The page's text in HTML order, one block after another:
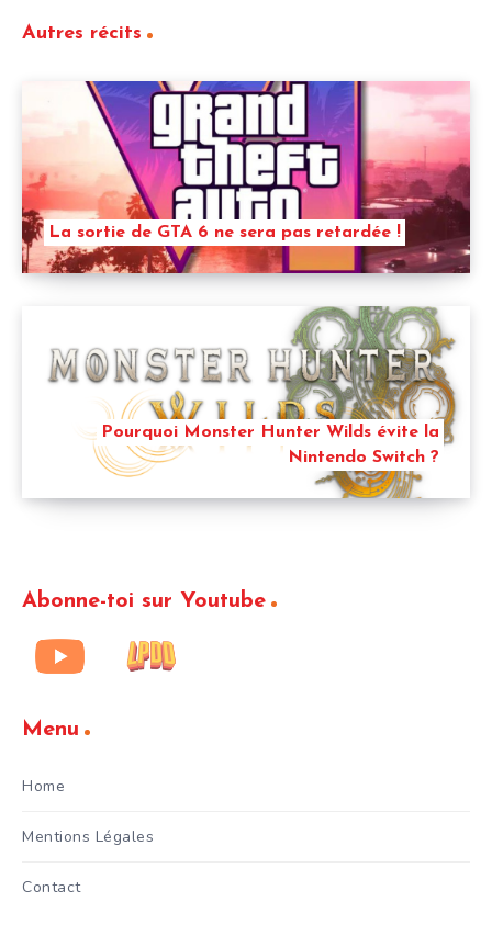
Autres récits
La sortie de GTA 6 ne sera pas retardée !
Pourquoi Monster Hunter Wilds évite la
Nintendo Switch ?
Abonne-toi sur Youtube
Menu
Home
Mentions Légales
Contact